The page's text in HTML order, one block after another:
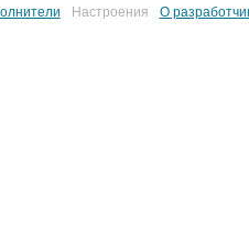
Настроения О